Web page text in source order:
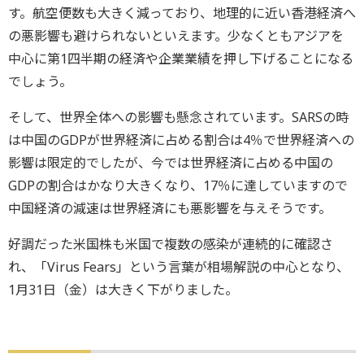
す。航空便数も大きく減っており、地理的に近い香港経済へ
の悪影響も避けられないといえます。少なくともアジアを
中心に第1四半期の経済や企業業績を押し下げることになる
でしょう。
そして、世界全体への影響も懸念されています。SARSの時
は中国のGDPが世界経済に占める割合は4％で世界経済への
影響は限定的でしたが、今では世界経済に占める中国の
GDPの割合はかなり大きくなり、17％に達していますので
中国経済の減速は世界経済にも悪影響を与えそうです。
好調だった米国株も米国で複数の感染が連続的に確認さ
れ、「Virus Fears」という言葉が相場解説の中心となり、
1月31日（金）は大きく下がりました。